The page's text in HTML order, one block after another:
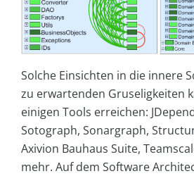
Solche Einsichten in die innere
zu erwartenden Gruseligkeiten
einigen Tools erreichen:
Sotograph, Sonargraph,
Axivion Bauhaus Suite,
mehr. Auf dem Software